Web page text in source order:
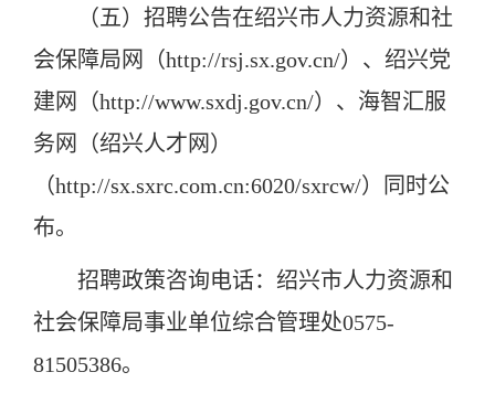
（五）招聘公告在绍兴市人力资源和社
会保障局网（http://rsj.sx.gov.cn/）、绍兴党
建网（http://www.sxdj.gov.cn/）、海智汇服
务网（绍兴人才网）
（http://sx.sxrc.com.cn:6020/sxrcw/）同时公
布。
招聘政策咨询电话：绍兴市人力资源和
社会保障局事业单位综合管理处0575-
81505386。